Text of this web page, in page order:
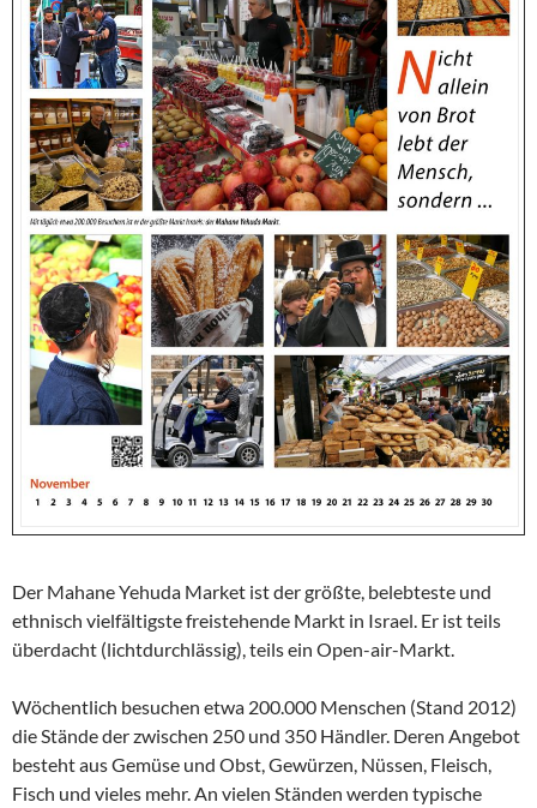
Der Mahane Yehuda Market ist der größte, belebteste und
ethnisch vielfältigste freistehende Markt in Israel. Er ist teils
überdacht (lichtdurchlässig), teils ein Open-air-Markt.
Wöchentlich besuchen etwa 200.000 Menschen (Stand 2012)
die Stände der zwischen 250 und 350 Händler. Deren Angebot
besteht aus Gemüse und Obst, Gewürzen, Nüssen, Fleisch,
Fisch und vieles mehr. An vielen Ständen werden typische